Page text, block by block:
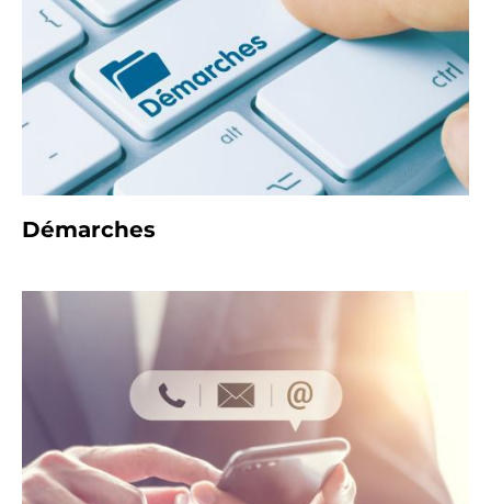
Démarches